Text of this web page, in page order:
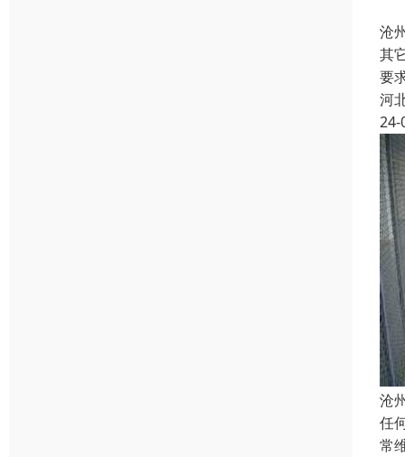
沧
其
要
河
24-
沧
任
常